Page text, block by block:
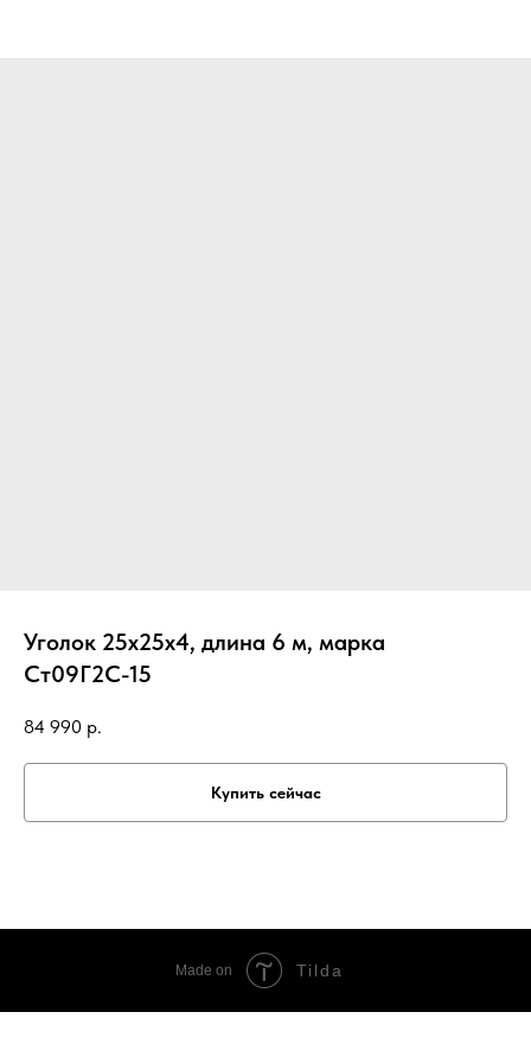
Уголок 25х25х4, длина 6 м, марка
Ст09Г2С-15
84 990 р.
Купить сейчас
Made on Tilda